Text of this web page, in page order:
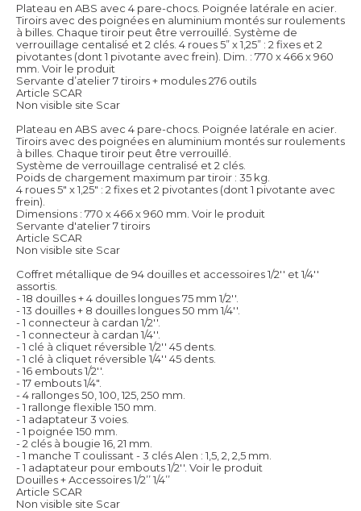
Plateau en ABS avec 4 pare-chocs. Poignée latérale en acier.
Tiroirs avec des poignées en aluminium montés sur roulements
à billes. Chaque tiroir peut être verrouillé. Système de
verrouillage centalisé et 2 clés. 4 roues 5” x 1,25” : 2 fixes et 2
pivotantes (dont 1 pivotante avec frein). Dim. : 770 x 466 x 960
mm. Voir le produit
Servante d’atelier 7 tiroirs + modules 276 outils
Article SCAR
Non visible site Scar
Plateau en ABS avec 4 pare-chocs. Poignée latérale en acier.
Tiroirs avec des poignées en aluminium montés sur roulements
à billes. Chaque tiroir peut être verrouillé.
Système de verrouillage centralisé et 2 clés.
Poids de chargement maximum par tiroir : 35 kg.
4 roues 5" x 1,25" : 2 fixes et 2 pivotantes (dont 1 pivotante avec
frein).
Dimensions : 770 x 466 x 960 mm. Voir le produit
Servante d'atelier 7 tiroirs
Article SCAR
Non visible site Scar
Coffret métallique de 94 douilles et accessoires 1/2'' et 1/4''
assortis.
- 18 douilles + 4 douilles longues 75 mm 1/2''.
- 13 douilles + 8 douilles longues 50 mm 1/4''.
- 1 connecteur à cardan 1/2''.
- 1 connecteur à cardan 1/4''.
- 1 clé à cliquet réversible 1/2'' 45 dents.
- 1 clé à cliquet réversible 1/4'' 45 dents.
- 16 embouts 1/2''.
- 17 embouts 1/4".
- 4 rallonges 50, 100, 125, 250 mm.
- 1 rallonge flexible 150 mm.
- 1 adaptateur 3 voies.
- 1 poignée 150 mm.
- 2 clés à bougie 16, 21 mm.
- 1 manche T coulissant - 3 clés Alen : 1,5, 2, 2,5 mm.
- 1 adaptateur pour embouts 1/2''. Voir le produit
Douilles + Accessoires 1/2’’ 1/4’’
Article SCAR
Non visible site Scar